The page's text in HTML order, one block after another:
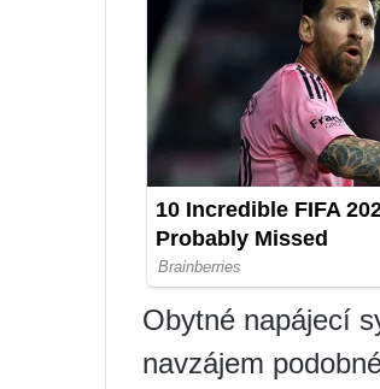
Obytné napájecí
navzájem